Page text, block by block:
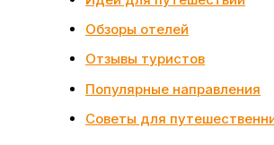
Обзоры отелей
Отзывы туристов
Популярные направления
Советы для